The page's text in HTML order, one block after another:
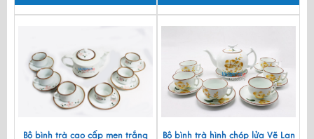
Bộ bình trà cao cấp men trắng Bộ bình trà hình chóp lửa Vẽ Lan